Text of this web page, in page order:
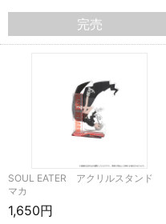
完売
SOUL EATER アクリルスタンド
マカ
1,650円